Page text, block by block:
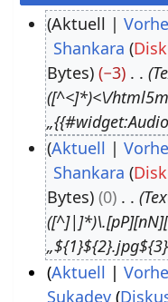
u
2
Aktuell
Shankara
Bytes
−3
([^<]*)<\/
Aktuell
Shankara
Bytes
0
Aktuell
Sukadev